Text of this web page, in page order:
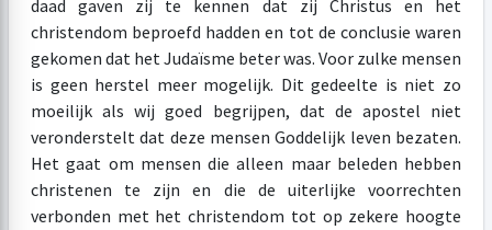
daad gaven zij te kennen dat zij Christus en het
christendom beproefd hadden en tot de conclusie waren
gekomen dat het Judaïsme beter was. Voor zulke mensen
is geen herstel meer mogelijk. Dit gedeelte is niet zo
moeilijk als wij goed begrijpen, dat de apostel niet
veronderstelt dat deze mensen Goddelijk leven bezaten.
Het gaat om mensen die alleen maar beleden hebben
christenen te zijn en die de uiterlijke voorrechten
verbonden met het christendom tot op zekere hoogte